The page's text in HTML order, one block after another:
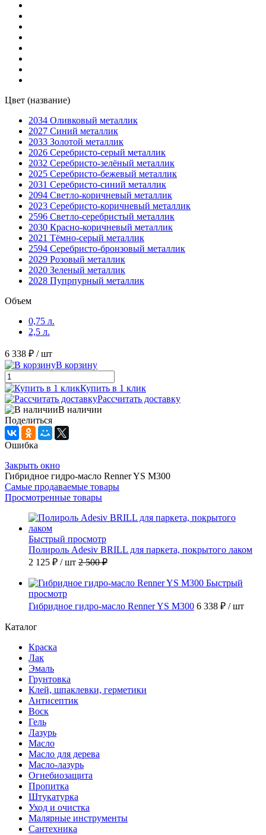
Цвет (название)
2034 Оливковый металлик
2027 Синий металлик
2033 Золотой металлик
2026 Серебристо-серый металлик
2032 Серебристо-зелёный металлик
2025 Серебристо-бежевый металлик
2031 Серебристо-синий металлик
2094 Светло-коричневый металлик
2023 Серебристо-коричневый металлик
2596 Светло-серебристый металлик
2030 Красно-коричневый металлик
2021 Тёмно-серый металлик
2594 Серебристо-бронзовый металлик
2029 Розовый металлик
2020 Зеленый металлик
2028 Пупрпурный металлик
Объем
0,75 л.
2,5 л.
6 338 ₽ / шт
В корзину
Купить в 1 клик
Рассчитать доставку
В наличии
Поделиться
Ошибка
Закрыть окно
Гибридное гидро-масло Renner YS M300
Самые продаваемые товары
Просмотренные товары
Быстрый просмотр
Полироль Adesiv BRILL для паркета, покрытого лаком
2 125 ₽ / шт 2 500 ₽
Быстрый
просмотр
Гибридное гидро-масло Renner YS M300 6 338 ₽ / шт
Каталог
Краска
Лак
Эмаль
Грунтовка
Клей, шпаклевки, герметики
Антисептик
Воск
Гель
Лазурь
Масло
Масло для дерева
Масло-лазурь
Огнебиозащита
Пропитка
Штукатурка
Уход и очистка
Малярные инструменты
Сантехника